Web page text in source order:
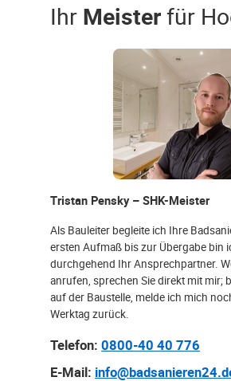
Ihr Meisterfür
Tristan Pensky – SHK-Meister
Als Bauleiter begleite ich Ihre
ersten Aufmaß bis zur Übergabe bin
durchgehend Ihr Ansprechpartner.
anrufen, sprechen Sie direkt mit mir;
auf der Baustelle, melde ich mich
Werktag zurück.
Telefon: 0800-40 40 776
E-Mail: